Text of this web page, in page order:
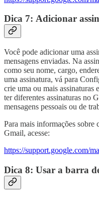
Dica 7: Adicionar
Você pode adicionar uma
mensagens enviadas. Na
como seu nome, cargo,
uma assinatura, vá para
crie uma ou mais assinaturas
ter diferentes assinaturas no
mensagens pessoais ou de
Para mais informações sobre
Gmail, acesse:
https://support.google.com/
Dica 8: Usar a barra